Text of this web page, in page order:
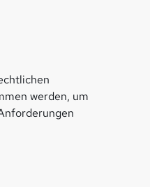
werden, um